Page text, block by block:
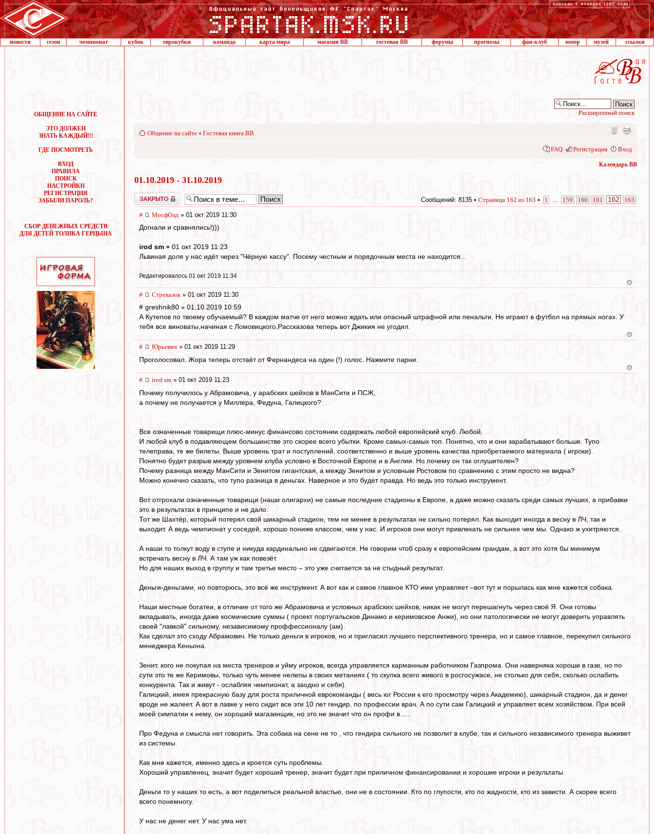
новости сезон чемпионат кубок еврокубки команда карта мира магазин ВВ гостевая ВВ форумы прогнозы фан-клуб юмор музей ссылки
ОБЩЕНИЕ НА САЙТЕ
ЭТО ДОЛЖЕН
ЗНАТЬ КАЖДЫЙ!!!
ГДЕ ПОСМОТРЕТЬ
ВХОД
ПРАВИЛА
ПОИСК
НАСТРОЙКИ
РЕГИСТРАЦИЯ
ЗАБЫЛИ ПАРОЛЬ?
СБОР ДЕНЕЖНЫХ СРЕДСТВ
ДЛЯ ДЕТЕЙ ТОЛИКА ГЕРЦЫНА
Расширенный поиск
Общение на сайте ‹ Гостевая книга ВВ
FAQ Регистрация Вход
Календарь ВВ
01.10.2019 - 31.10.2019
Закрыто Сообщений: 8135 • Страница 162 из 163 • 1 159 160 161 162 163
# МосфОлд » 01 окт 2019 11:30
Догнали и сравнялись!)))
irod sm » 01 окт 2019 11:23
Львиная доля у нас идёт через "Чёрную кассу". Посему честным и порядочным места не находится...
Редактировалось 01 окт 2019 11:34
# Стрекалок » 01 окт 2019 11:30
# greshnik80 » 01.10.2019 10:59
А Кутепов по твоему обучаемый? В каждом матче от него можно ждать или опасный штрафной или пенальти. Не играют в футбол на прямых ногах. У
тебя все виноваты,начиная с Ломовицкого,Рассказова теперь вот Джикия не угодил.
# Юрьевич » 01 окт 2019 11:29
Проголосовал. Жора теперь отстаёт от Фернандеса на один (!) голос. Нажмите парни.
# irod sm » 01 окт 2019 11:23
Почему получилось у Абрамовича, у арабских шейхов в МанСити и ПСЖ,
а почему не получается у Миллера, Федуна, Галицкого?
Все означенные товарищи плюс-минус финансово состоянии содержать любой европейский клуб. Любой.
И любой клуб в подавляющем большинстве это скорее всего убытки. Кроме самых-самых топ. Понятно, что и они зарабатывают больше. Тупо
телеправа, те же билеты. Выше уровень трат и поступлений, соответственно и выше уровень качества приобретаемого материала ( игроки).
Понятно будет разрыв между уровнем клуба условно в Восточной Европе и в Англии. Но почему он так оглушителен?
Почему разница между МанСити и Зенитом гигантская, а между Зенитом и условным Ростовом по сравнению с этим просто не видна?
Можно конечно сказать, что тупо разница в деньгах. Наверное и это будет правда. Но ведь это только инструмент.
Вот отгрохали означенные товарищи (наши олигархи) не самые последние стадионы в Европе, а даже можно сказать среди самых лучших, а прибавки
это в результатах в принципе и не дало.
Тот же Шахтёр, который потерял свой шикарный стадион, тем не менее в результатах не сильно потерял. Как выходит иногда в весну в ЛЧ, так и
выходит. А ведь чемпионат у соседей, хорошо пониже классом, чем у нас. И игроков они могут привлекать не сильнее чем мы. Однако ж ухитряются.
А наши то толкут воду в ступе и никуда кардинально не сдвигаются. Не говорим чтоб сразу к европейским грандам, а вот это хотя бы минимум
встречать весну в ЛЧ. А там уж как повезёт.
Но для наших выход в группу и там третье место – это уже считается за не стыдный результат.
Деньги-деньгами, но повторюсь, это всё же инструмент. А вот как и самое главное КТО ими управляет –вот тут и порылась как мне кажется собака.
Наши местные богатеи, в отличие от того же Абрамовича и условных арабских шейхов, никак не могут перешагнуть через своё Я. Они готовы
вкладывать, иногда даже космические суммы ( проект португальское Динамо и керимовское Анжи), но они патологически не могут доверить управлять
своей "лавкой" сильному, независимому проффессионалу (ам).
Как сделал это сходу Абрамович. Не только деньги в игроков, но и пригласил лучшего перспективного тренера, но и самое главное, перекупил сильного
менеджера Кеньона.
Зенит, кого не покупая на места тренеров и уйму игроков, всегда управляется карманным работником Газпрома. Они наверняка хороши в газе, но по
сути это те же Керимовы, только чуть менее нелепы в своих метаниях ( то скупка всего живого в росгосужасе, не столько для себя, сколько ослабить
конкурента. Так и живут - ослабляя чемпионат, а заодно и себя).
Галицкий, имея прекрасную базу для роста приличной еврокоманды ( весь юг России к его просмотру через Академию), шикарный стадион, да и денег
вроде не жалеет. А вот в лавке у него сидит все эти 10 лет гендир, по профессии врач. А по сути сам Галицкий и управляет всем хозяйством. При всей
моей симпатии к нему, он хороший магазинщик, но это не значит что он профи в ....
Про Федуна и смысла нет говорить. Эта собака на сене не то , что гендира сильного не позволит в клубе, так и сильного независимого тренера выживет
из системы.
Как мне кажется, именно здесь и кроется суть проблемы.
Хороший управленец, значит будет хороший тренер, значит будет при приличном финансировании и хорошие игроки и результаты.
Деньги то у наших то есть, а вот поделиться реальной властью, они не в состоянии. Кто по глупости, кто по жадности, кто из зависти. А скорее всего
всего понемногу.
У нас не денег нет. У нас ума нет.